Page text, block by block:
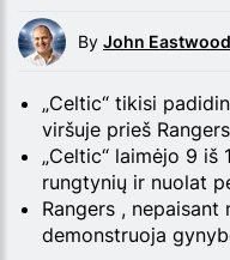
By John Eastwood
„Celtic“ tikisi
viršuje prieš
„Celtic“ laimėjo 9
rungtynių ir nuolat
Rangers , nepaisant
demonstruoja